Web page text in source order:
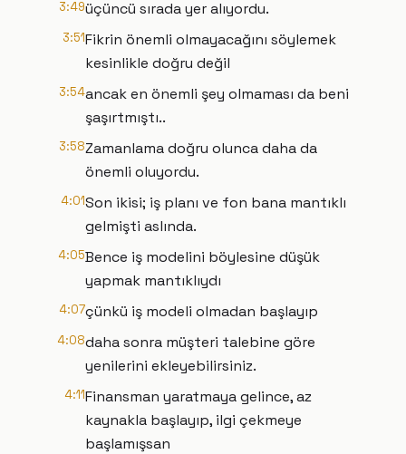
3:49üçüncü sırada yer alıyordu.
3:51Fikrin önemli olmayacağını söylemek
kesinlikle doğru değil
3:54ancak en önemli şey olmaması da beni
şaşırtmıştı..
3:58Zamanlama doğru olunca daha da
önemli oluyordu.
4:01Son ikisi; iş planı ve fon bana mantıklı
gelmişti aslında.
4:05Bence iş modelini böylesine düşük
yapmak mantıklıydı
4:07çünkü iş modeli olmadan başlayıp
4:08daha sonra müşteri talebine göre
yenilerini ekleyebilirsiniz.
4:11Finansman yaratmaya gelince, az
kaynakla başlayıp, ilgi çekmeye
başlamışsan